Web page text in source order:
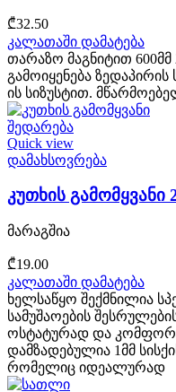
₾32.50
კალათაში დამატება
თარაზო მაგნიტით
გამოიყენება
ის სიზუსტით.
შედარება
Quick view
დამახსოვრება
კუთხის გამომყვანი
მარაგშია
₾19.00
კალათაში დამატება
ხელსაწყო შექმნილია
სამუშაოების
ოსტატურად და
დამზადებულია 1მმ
რომელიც იდეალურად